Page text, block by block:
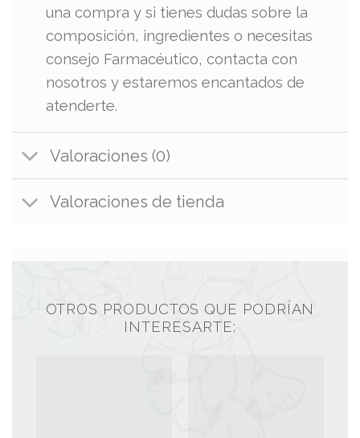
una compra y si tienes dudas sobre la
composición, ingredientes o necesitas
consejo Farmacéutico, contacta con
nosotros y estaremos encantados de
atenderte.
Valoraciones (0)
Valoraciones de tienda
OTROS PRODUCTOS QUE PODRÍAN
INTERESARTE: